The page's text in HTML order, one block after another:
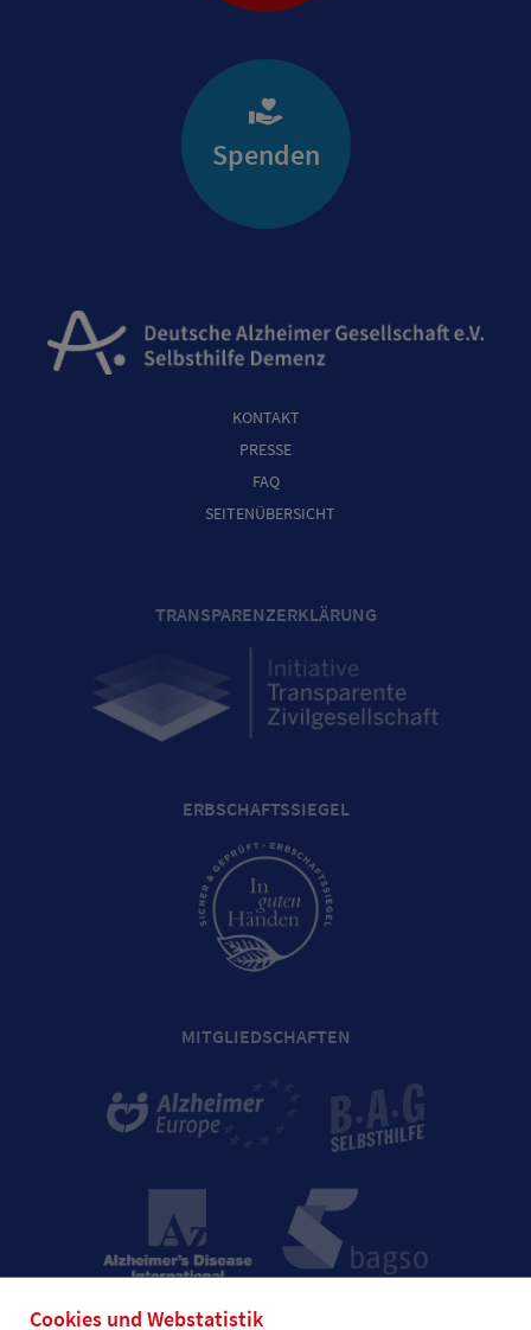
Cookies und Webstatistik
Spenden
KONTAKT
PRESSE
FAQ
SEITENÜBERSICHT
TRANSPARENZERKLÄRUNG
ERBSCHAFTSSIEGEL
MITGLIEDSCHAFTEN